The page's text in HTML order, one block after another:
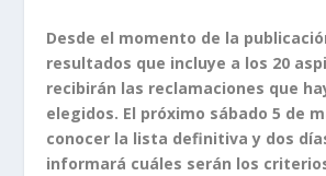
Desde el momento de la
resultados que incluye a los 20
recibirán las reclamaciones que
elegidos. El próximo sábado 5 de
conocer la lista definitiva y dos
informará cuáles serán los